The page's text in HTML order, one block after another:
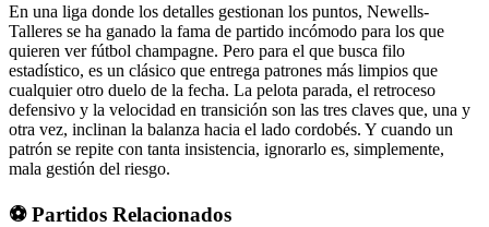
En una liga donde los detalles gestionan los puntos, Newells-
Talleres se ha ganado la fama de partido incómodo para los que
quieren ver fútbol champagne. Pero para el que busca filo
estadístico, es un clásico que entrega patrones más limpios que
cualquier otro duelo de la fecha. La pelota parada, el retroceso
defensivo y la velocidad en transición son las tres claves que, una y
otra vez, inclinan la balanza hacia el lado cordobés. Y cuando un
patrón se repite con tanta insistencia, ignorarlo es, simplemente,
mala gestión del riesgo.
⚽ Partidos Relacionados